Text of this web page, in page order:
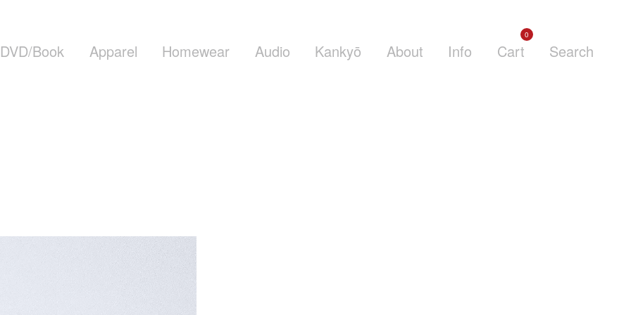
DVD/Book Apparel Homewear Audio Kankyō About Info Cart
0
Search